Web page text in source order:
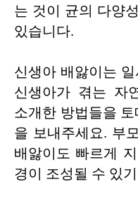
는 것이 균의 다양
있습니다.
신생아 배앓이는
신생아가 겪는 자
소개한 방법들을
을 보내주세요. 부
배앓이도 빠르게
경이 조성될 수 있